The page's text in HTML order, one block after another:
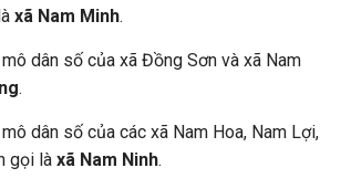
xã Nam Minh.
dân số của xã Đồng Sơn và xã Nam
.
dân số của các xã Nam Hoa, Nam Lợi,
gọi là xã Nam Ninh.